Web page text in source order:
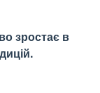
зростає в